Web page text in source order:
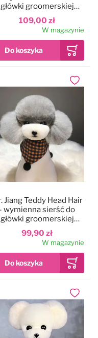
109,00 zł
główki groomerskiej
Teddy, brązowo-biała
W magazynie
99,90 zł
Jiang Teddy Head Hair
- wymienna sierść do
główki groomerskiej
Teddy, szara z białym
pyszczkiem
W magazynie
Dodaj
Dodaj